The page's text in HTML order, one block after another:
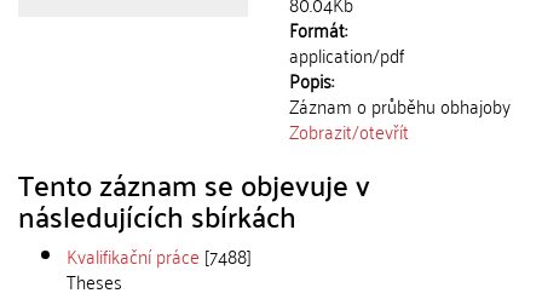
Formát:
application/pdf
Popis:
Záznam o průběhu obhajoby
Zobrazit/otevřít
Tento záznam se objevuje v
následujících sbírkách
Kvalifikační práce [7488]
Theses